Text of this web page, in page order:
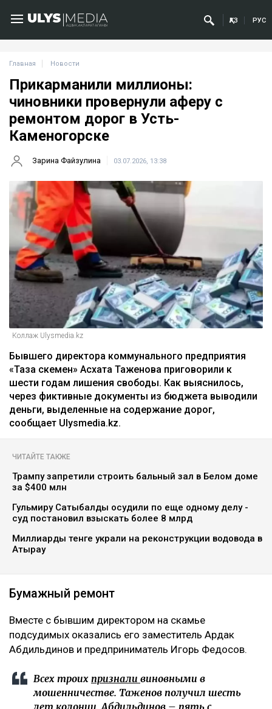
ҚАЗ РУС
Главная Новости
Прикарманили миллионы:
чиновники провернули аферу с
ремонтом дорог в Усть-
Каменогорске
Зарина Файзулина 03.07.2026, 13:38
Коллаж Ulysmedia.kz
Бывшего директора коммунального предприятия
«Таза Өскемен» Асхата Таженова приговорили к
шести годам лишения свободы. Как выяснилось,
через фиктивные документы из бюджета выводили
деньги, выделенные на содержание дорог,
сообщает Ulysmedia.kz.
ЧИТАЙТЕ ТАКЖЕ
Трампу запретили строить бальный зал в Белом доме
за $400 млн
Гульмиру Сатыбалды осудили по еще одному делу -
суд постановил взыскать более 8 млрд
Миллиарды тенге украли на реконструкции водовода в
Атырау
Бумажный ремонт
Вместе с бывшим директором на скамье
подсудимых оказались его заместитель Ардак
Абдильдинов и предприниматель Игорь Федосов.
Всех троих признали виновными в
мошенничестве. Таженов получил шесть